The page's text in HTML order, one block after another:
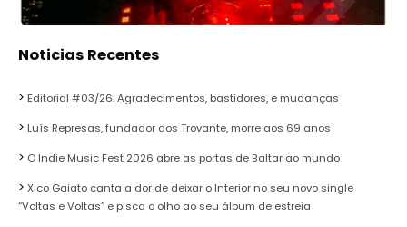
Noticias Recentes
Editorial #03/26: Agradecimentos, bastidores, e mudanças
Luís Represas, fundador dos Trovante, morre aos 69 anos
O Indie Music Fest 2026 abre as portas de Baltar ao mundo
Xico Gaiato canta a dor de deixar o Interior no seu novo single
“Voltas e Voltas” e pisca o olho ao seu álbum de estreia